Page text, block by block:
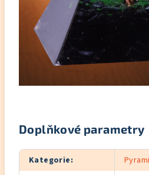
Doplňkové parametry
Kategorie: